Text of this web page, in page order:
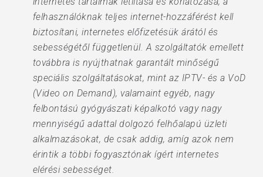
felhasználóknak teljes internet-hozzáférést kell
biztosítani, internetes előfizetésük árától és
sebességétől függetlenül. A szolgáltatók emellett
továbbra is nyújthatnak garantált minőségű
speciális szolgáltatásokat, mint az IPTV- és a VoD
(Video on Demand), valamaint egyéb, nagy
felbontású gyógyászati képalkotó vagy nagy
mennyiségű adattal dolgozó felhőalapú üzleti
alkalmazásokat, de csak addig, amíg azok nem
érintik a többi fogyasztónak ígért internetes
elérési sebességet.